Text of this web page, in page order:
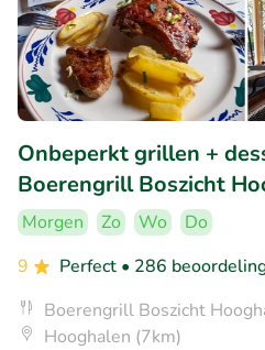
Onbeperkt grillen +
Boerengrill Boszicht
Morgen Zo Wo
Do
9
Perfect • 286
Boerengrill Boszicht
Hooghalen (7km)